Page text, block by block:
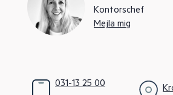
Kontorschef
Mejla mig
031-13 25 00